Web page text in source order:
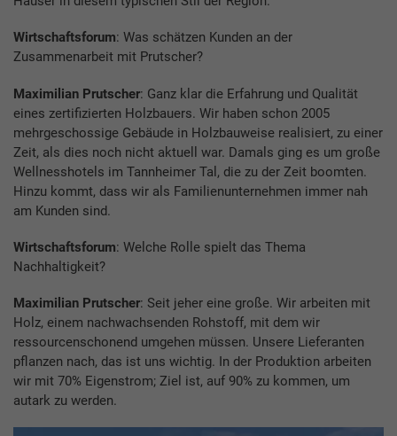
Wirtschaftsforum: Was schätzen Kunden an der
Zusammenarbeit mit Prutscher?
Maximilian Prutscher: Ganz klar die Erfahrung und Qualität
eines zertifizierten Holzbauers. Wir haben schon 2005
mehrgeschossige Gebäude in Holzbauweise realisiert, zu einer
Zeit, als dies noch nicht aktuell war. Damals ging es um große
Wellnesshotels im Tannheimer Tal, die zu der Zeit boomten.
Hinzu kommt, dass wir als Familienunternehmen immer nah
am Kunden sind.
Wirtschaftsforum: Welche Rolle spielt das Thema
Nachhaltigkeit?
Maximilian Prutscher: Seit jeher eine große. Wir arbeiten mit
Holz, einem nachwachsenden Rohstoff, mit dem wir
ressourcenschonend umgehen müssen. Unsere Lieferanten
pflanzen nach, das ist uns wichtig. In der Produktion arbeiten
wir mit 70% Eigenstrom; Ziel ist, auf 90% zu kommen, um
autark zu werden.